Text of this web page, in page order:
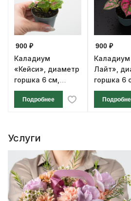
900 ₽
Каладиум
«Кейси», диаметр
горшка 6 см,
высота 12 см
Подробнее
900 ₽
Лайт»,
горшка 6
высота
Услуги